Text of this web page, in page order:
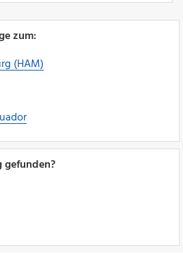
zum:
(HAM)
gefunden?